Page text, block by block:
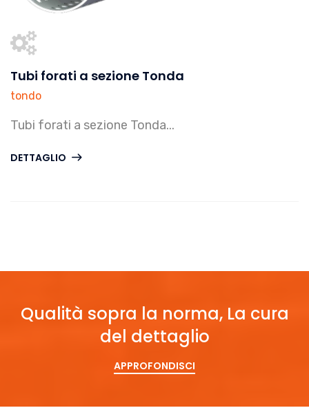
Tubi forati a sezione Tonda
tondo
Tubi forati a sezione Tonda...
DETTAGLIO
Qualità sopra la norma, La cura
del dettaglio
APPROFONDISCI